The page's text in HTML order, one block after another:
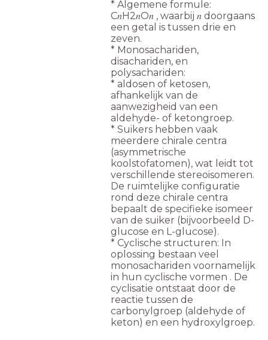
* Algemene formule:
C𝑛H2𝑛O𝑛 , waarbij 𝑛 doorgaans
een getal is tussen drie en
zeven.
* Monosachariden,
disachariden, en
polysachariden:
* aldosen of ketosen,
afhankelijk van de
aanwezigheid van een
aldehyde- of ketongroep.
* Suikers hebben vaak
meerdere chirale centra
(asymmetrische
koolstofatomen), wat leidt tot
verschillende stereoisomeren.
De ruimtelijke configuratie
rond deze chirale centra
bepaalt de specifieke isomeer
van de suiker (bijvoorbeeld D-
glucose en L-glucose).
* Cyclische structuren: In
oplossing bestaan veel
monosachariden voornamelijk
in hun cyclische vormen . De
cyclisatie ontstaat door de
reactie tussen de
carbonylgroep (aldehyde of
keton) en een hydroxylgroep.